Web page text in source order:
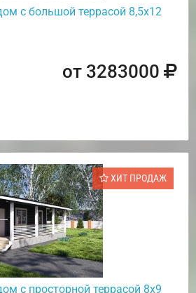
с большой террасой 8,5х12
от 3283000
ХИТ ПРОДАЖ
с просторной террасой 8х9